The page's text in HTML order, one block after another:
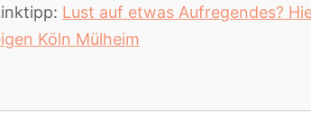
Lust auf etwas Aufregendes?
Köln Mülheim